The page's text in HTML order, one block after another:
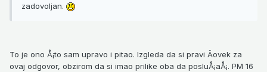
zadovoljan.
To je ono Å¡to sam upravo i pitao. Izgleda da si pravi Äovek za
ovaj odgovor, obzirom da si imao prilike oba da posluÅ¡aÅ¡. PM 16